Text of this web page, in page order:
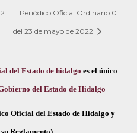
Periódico Oficial Ordinario 0
del 23 de mayo de 2022
del Estado de hidalgo es el único
del Estado de Hidalgo
Oficial del Estado de Hidalgo y